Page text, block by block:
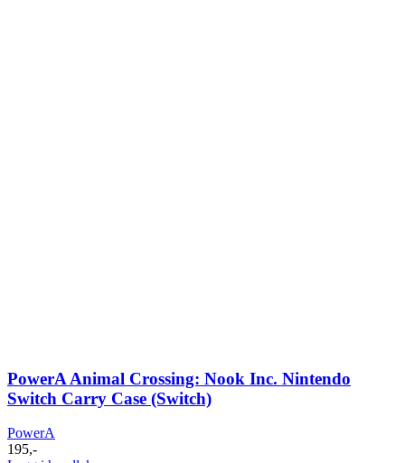
PowerA Animal Crossing: Nook Inc. Nintendo
Switch Carry Case (Switch)
PowerA
195,-